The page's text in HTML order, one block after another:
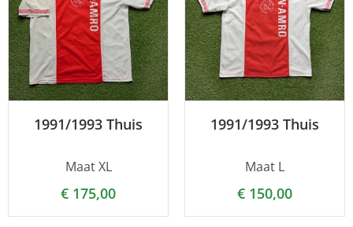
1991/1993 Thuis
Maat XL
€ 175,00
1991/1993 Thuis
Maat L
€ 150,00